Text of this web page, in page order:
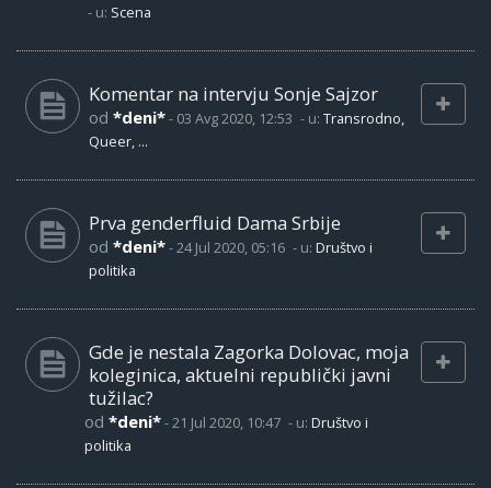
- u: Scena
Komentar na intervju Sonje Sajzor
od *deni*- 03 Avg 2020, 12:53 - u: Transrodno,
Queer, ...
Prva genderfluid Dama Srbije
od *deni*-24 Jul 2020, 05:16 - u: Društvo i
politika
Gde je nestala Zagorka Dolovac, moja
koleginica, aktuelni republički javni
tužilac?
od *deni*-21 Jul 2020, 10:47 - u: Društvo i
politika